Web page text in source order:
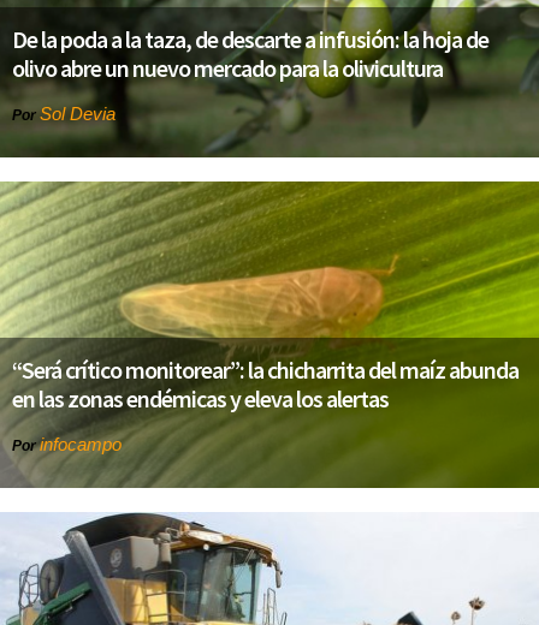
De la poda a la taza, de descarte a infusión: la hoja de
olivo abre un nuevo mercado para la olivicultura
Por Sol Devia
“Será crítico monitorear”: la chicharrita del maíz abunda
en las zonas endémicas y eleva los alertas
Porinfocampo